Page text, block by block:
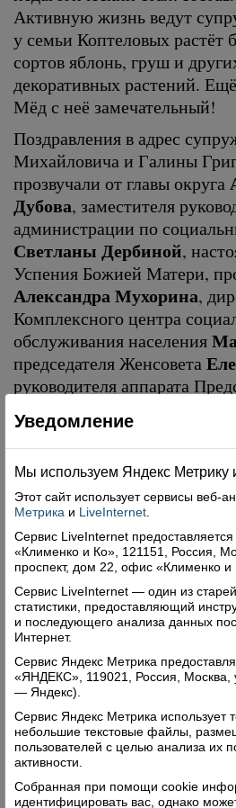
Активную жизнь ведут
у семьи Коптеловых растёт
сортов яблонь, груш и
декоративных растений.
Мёд с неё замечательный!
Поздравления в адрес
Михайловича и Галины
прозвучали от главы округа
Дубова, заместителя
администрации по
Светланы Дербиной,
Успения Божией Матери,
Александра Мухорина,
Комплексного центра
обслуживания населения
председателя Женсовета
руководителя аппарата
территориального сектора
Пинаевской.
Александра Дружинина.
«Верховажский вестник»
Поделиться
Комментарии (0)
Оставить комментарий
Свежий номер
Уведомление
Мы используем Яндекс Метрику
Этот сайт использует сервисы веб-
Метрика и LiveInternet
Сервис LiveInternet
«Клименко и Ко», 121151, Россия,
проспект, дом 22, офис «Клименко и
Сервис LiveInternet — один из
статистики, предоставляющий
и последующего анализа данных
Интернет.
Сервис Яндекс Метрика
«ЯНДЕКС», 119021, Россия, Москва,
— Яндекс).
Сервис Яндекс Метрика использует
небольшие текстовые файлы,
пользователей с целью анализа их
активности.
Собранная при помощи cookie
идентифицировать вас, однако